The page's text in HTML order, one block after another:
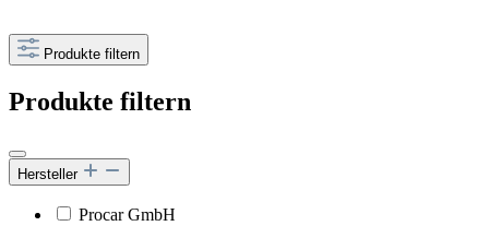
Produkte filtern
Produkte filtern
Hersteller
Procar GmbH